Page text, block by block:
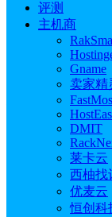
评测
主机商
Gname
卖家精
DMIT
莱卡云
西柚找
优麦云
恒创科
主机商介绍
：
商，目前在美国
前主要提供虚拟
主机产品解决方
主机方案在业内
数据中心：美国康
英国伦敦、荷兰
西班牙马德里、法
：VISA
十大美国主机 海外